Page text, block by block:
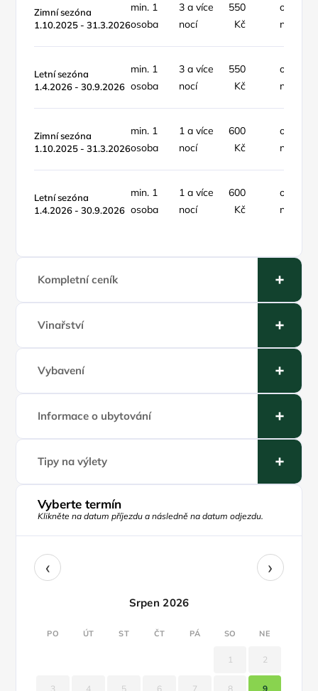
Zimní sezóna
1.10.2025 - 31.3.2026
min. 1
osoba
3 a více
nocí
550
Kč
osoba /
noc
Letní sezóna
1.4.2026 - 30.9.2026
min. 1
osoba
3 a více
nocí
550
Kč
osoba /
noc
Zimní sezóna
1.10.2025 - 31.3.2026
min. 1
osoba
1 a více
nocí
600
Kč
osoba /
noc
Letní sezóna
1.4.2026 - 30.9.2026
min. 1
osoba
1 a více
nocí
600
Kč
osoba /
noc
Kompletní ceník
Vinařství
Vybavení
Informace o ubytování
Tipy na výlety
Vyberte termín
Klikněte na datum příjezdu a následně na datum odjezdu.
‹ ›
Srpen 2026
PO ÚT ST ČT PÁ SO NE
1 2
3 4 5 6 7 8 9